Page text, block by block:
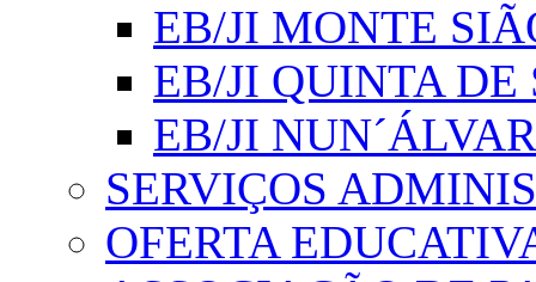
EB/JI MONTE
EB/JI QUINTA DE
EB/JI
SERVIÇOS
OFERTA